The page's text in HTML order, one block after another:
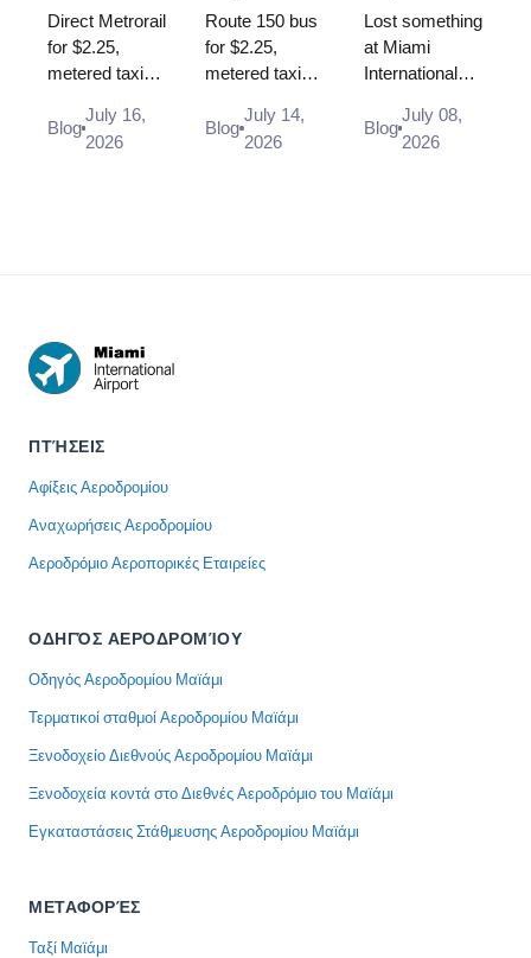
Airport to
Brickell
Direct Metrorail
for $2.25,
metered taxi
Uber - every
way from MIA
Blog
July 16,
2026
South
Beach: Bus
150, Taxi,
Uber (2026
Guide)
Route 150 bus
for $2.25,
metered taxi
$35 flat rate is
gone) or Uber -
Blog
July 14,
2026
Lost and
Found:
How to
Report a
Lost Item
Lost something
at Miami
International
is exactly
where and how
Blog
July 08,
2026
ΠΤΉΣΕΙΣ
Αφίξεις Αεροδρομίου
Αναχωρήσεις Αεροδρομίου
Αεροδρόμιο Αεροπορικές Εταιρείες
ΟΔΗΓΌΣ ΑΕΡΟΔΡΟΜΊΟΥ
Οδηγός Αεροδρομίου Μαϊάμι
Τερματικοί σταθμοί Αεροδρομίου Μαϊάμι
Ξενοδοχείο Διεθνούς Αεροδρομίου Μαϊάμι
Ξενοδοχεία κοντά στο Διεθνές Αεροδρόμιο του Μαϊάμι
Εγκαταστάσεις Στάθμευσης Αεροδρομίου Μαϊάμι
ΜΕΤΑΦΟΡΈΣ
Ταξί Μαϊάμι